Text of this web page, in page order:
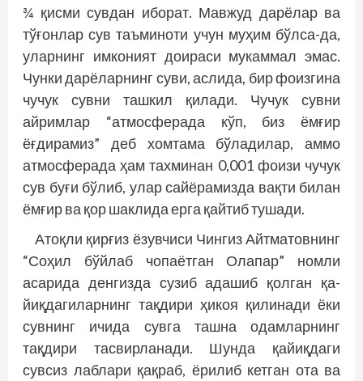
¾ қисми сувдан иборат. Мавжуд дарёлар ва
тўғонлар сув таъминоти учун муҳим бўлса-да,
уларнинг имконият доираси мукаммал эмас.
Чунки дарёларнинг суви, аслида, бир фоизгина
чучук сувни ташкил қилади. Чучук сувни
айримлар “атмосферада кўп, биз ёмғир
ёғдирамиз” деб хомтама бўладилар, аммо
атмосферада ҳам тахминан 0,001 фоизи чучук
сув буғи бўлиб, улар сайёрамизда вақти билан
ёмғир ва қор шаклида ерга қайтиб тушади.
Атоқли қирғиз ёзувчиси Чингиз Айтматовнинг
“Соҳил бўйлаб чопаётган Олапар” номли
асарида денгизда сузиб адашиб қолган қа­
йиқдагиларнинг тақдири ҳикоя қилинади ёки
сув­нинг ичида сувга ташна одамларнинг
тақдири тасвирланади. Шунда қайиқдаги
сувсиз лаблари қақраб, ёрилиб кетган ота ва